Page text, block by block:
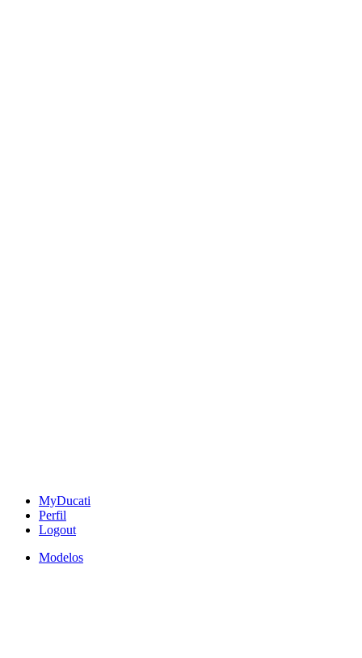
MyDucati
Perfil
Logout
Modelos